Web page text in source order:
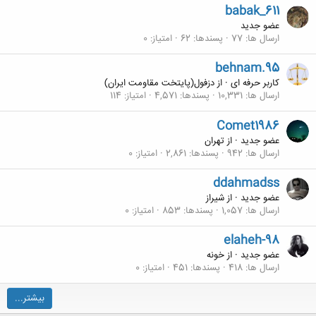
babak_611
عضو جدید
ارسال ها 77 پسندها 62 امتیاز 0
behnam.95
کاربر حرفه ای · ازدزفول(پايتخت مقاومت ايران)
ارسال ها 10,331 پسندها 4,571 امتیاز 114
Comet1986
عضو جدید · ازتهران
ارسال ها 942 پسندها 2,861 امتیاز 0
ddahmadss
عضو جدید · ازشیراز
ارسال ها 1,057 پسندها 853 امتیاز 0
elaheh-98
عضو جدید · ازخونه
ارسال ها 418 پسندها 451 امتیاز 0
بیشتر...